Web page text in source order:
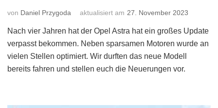
von Daniel Przygoda aktualisiert am 27. November 2023
Nach vier Jahren hat der Opel Astra hat ein großes Update
verpasst bekommen. Neben sparsamen Motoren wurde an
vielen Stellen optimiert. Wir durften das neue Modell
bereits fahren und stellen euch die Neuerungen vor.